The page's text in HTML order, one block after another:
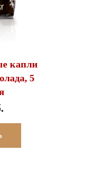
капли
5